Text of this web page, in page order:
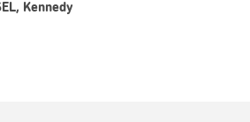
Kennedy